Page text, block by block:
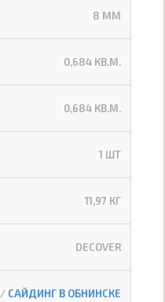
8 ММ
0,684 КВ.М.
0,684 КВ.М.
1 ШТ
11,97 КГ
DECOVER
/ САЙДИНГ В ОБНИНСКЕ